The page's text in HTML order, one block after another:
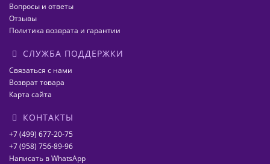
Вопросы и ответы
Отзывы
Политика возврата и гарантии
СЛУЖБА ПОДДЕРЖКИ
Связаться с нами
Возврат товара
Карта сайта
КОНТАКТЫ
+7 (499) 677-20-75
+7 (958) 756-89-96
Написать в WhatsApp